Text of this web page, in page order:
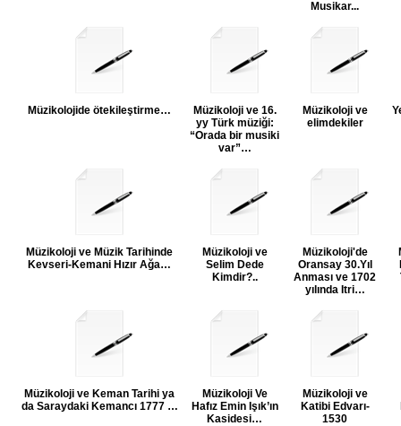
Musikar...
Müzikolojide ötekileştirme…
Müzikoloji ve 16.
yy Türk müziği:
“Orada bir musiki
var”…
Müzikoloji ve
elimdekiler
Müzikoloji ve Müzik Tarihinde
Kevseri-Kemani Hızır Ağa…
Müzikoloji ve
Selim Dede
Kimdir?..
Müzikoloji'de
Oransay 30.Yıl
Anması ve 1702
yılında Itri…
Müzikoloji ve Keman Tarihi ya
da Saraydaki Kemancı 1777 …
Müzikoloji Ve
Hafız Emin Işık’ın
Kasidesi…
Müzikoloji ve
Katibi Edvarı-
1530